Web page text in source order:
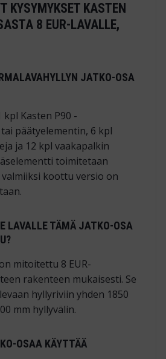
KYSYMYKSET KASTEN
8 EUR-LAVALLE,
JATKO-OSA
kpl Kasten P90 -
päätyelementin, 6 kpl
ja 12 kpl vaakapalkin
toimitetaan
valmiiksi koottu versio on
LAVALLE TÄMÄ JATKO-OSA
mitoitettu 8 EUR-
rakenteen mukaisesti. Se
hyllyriviin yhden 1850
mm hyllyvälin.
OSAA KÄYTTÄÄ